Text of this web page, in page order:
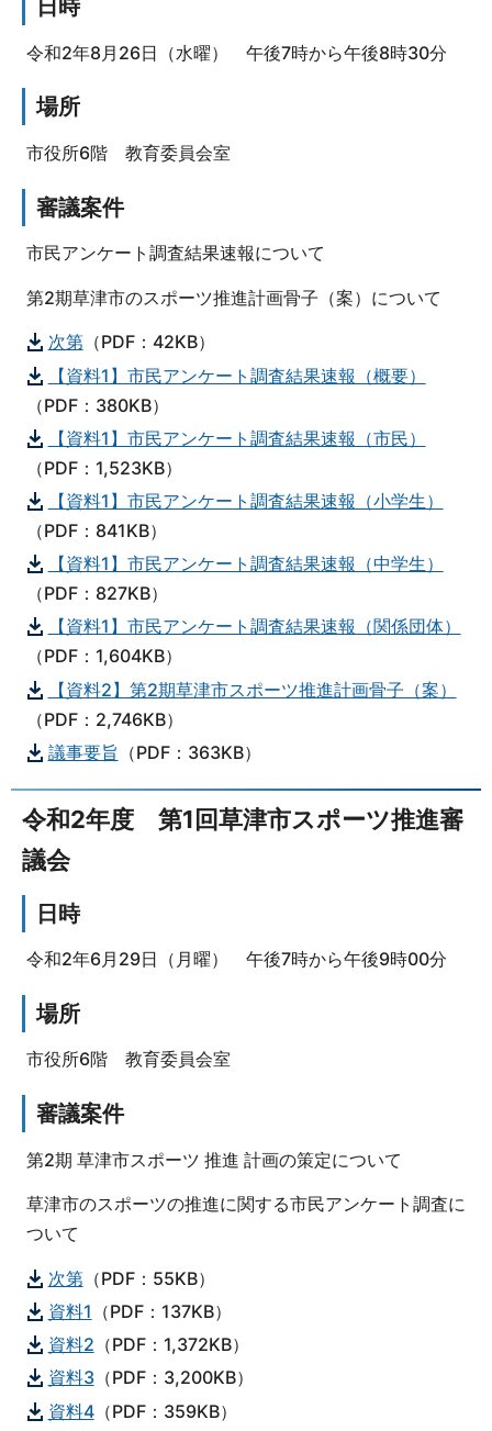
日時
令和2年8月26日（水曜） 午後7時から午後8時30分
場所
市役所6階 教育委員会室
審議案件
市民アンケート調査結果速報について
第2期草津市のスポーツ推進計画骨子（案）について
次第（PDF：42KB）
【資料1】市民アンケート調査結果速報（概要）
（PDF：380KB）
【資料1】市民アンケート調査結果速報（市民）
（PDF：1,523KB）
【資料1】市民アンケート調査結果速報（小学生）
（PDF：841KB）
【資料1】市民アンケート調査結果速報（中学生）
（PDF：827KB）
【資料1】市民アンケート調査結果速報（関係団体）
（PDF：1,604KB）
【資料2】第2期草津市スポーツ推進計画骨子（案）
（PDF：2,746KB）
議事要旨 （PDF：363KB）
令和2年度 第1回草津市スポーツ推進審
議会
日時
令和2年6月29日（月曜） 午後7時から午後9時00分
場所
市役所6階 教育委員会室
審議案件
第2期 草津市スポーツ 推進 計画の策定について
草津市のスポーツの推進に関する市民アンケート調査に
ついて
次第（PDF：55KB）
資料1 （PDF：137KB）
資料2 （PDF：1,372KB）
資料3（PDF：3,200KB）
資料4（PDF：359KB）